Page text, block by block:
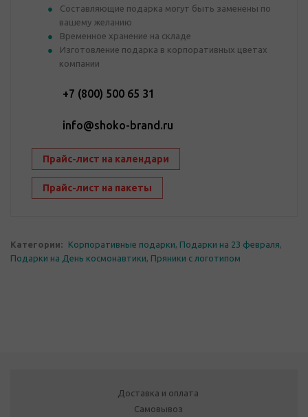
Составляющие подарка могут быть заменены по
вашему желанию
Временное хранение на складе
Изготовление подарка в корпоративных цветах
компании
+7 (800) 500 65 31
info@shoko-brand.ru
Прайс-лист на календари
Прайс-лист на пакеты
Категории: Корпоративные подарки, Подарки на 23 февраля,
Подарки на День космонавтики, Пряники с логотипом
Доставка и оплата
Самовывоз